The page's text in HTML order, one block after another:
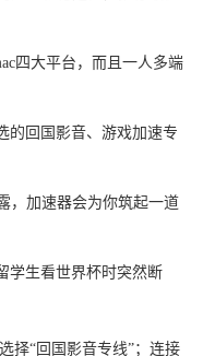
四大平台，而且一人多端
回国影音、游戏加速专
，加速器会为你筑起一道
学生看世界杯时突然断
择“回国影音专线”；连接